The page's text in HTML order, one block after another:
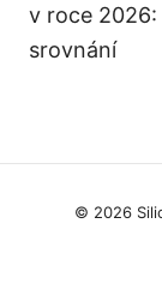
v roce
srovnání
© 2026